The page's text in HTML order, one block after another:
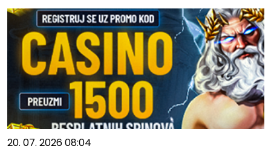
20. 07. 2026 08:04